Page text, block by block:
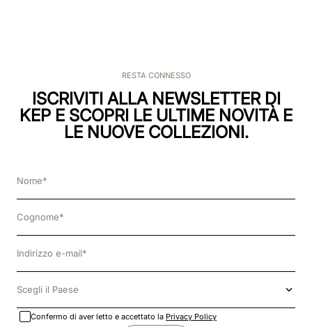
RESTA CONNESSO
ISCRIVITI ALLA NEWSLETTER DI
KEP E SCOPRI LE ULTIME NOVITÀ E
LE NUOVE COLLEZIONI.
Scegli il Paese
Confermo di aver letto e accettato la Privacy Policy